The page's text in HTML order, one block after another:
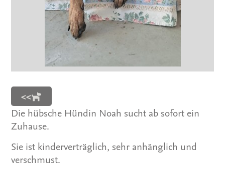
<<
Die hübsche Hündin Noah sucht ab sofort ein
Zuhause.
Sie ist kinderverträglich, sehr anhänglich und
verschmust.